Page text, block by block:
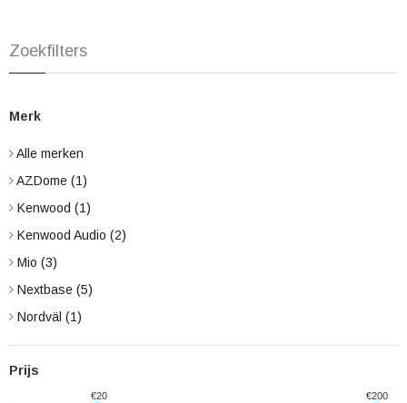
Zoekfilters
Merk
Alle merken
AZDome (1)
Kenwood (1)
Kenwood Audio (2)
Mio (3)
Nextbase (5)
Nordväl (1)
Prijs
€20 €200